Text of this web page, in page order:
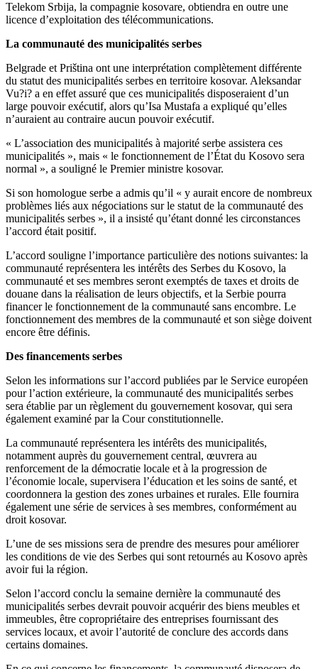
Telekom Srbija, la compagnie kosovare, obtiendra en outre une
licence d’exploitation des télécommunications.
La communauté des municipalités serbes
Belgrade et Priština ont une interprétation complètement différente
du statut des municipalités serbes en territoire kosovar. Aleksandar
Vu?i? a en effet assuré que ces municipalités disposeraient d’un
large pouvoir exécutif, alors qu’Isa Mustafa a expliqué qu’elles
n’auraient au contraire aucun pouvoir exécutif.
« L’association des municipalités à majorité serbe assistera ces
municipalités », mais « le fonctionnement de l’État du Kosovo sera
normal », a souligné le Premier ministre kosovar.
Si son homologue serbe a admis qu’il « y aurait encore de nombreux
problèmes liés aux négociations sur le statut de la communauté des
municipalités serbes », il a insisté qu’étant donné les circonstances
l’accord était positif.
L’accord souligne l’importance particulière des notions suivantes: la
communauté représentera les intérêts des Serbes du Kosovo, la
communauté et ses membres seront exemptés de taxes et droits de
douane dans la réalisation de leurs objectifs, et la Serbie pourra
financer le fonctionnement de la communauté sans encombre. Le
fonctionnement des membres de la communauté et son siège doivent
encore être définis.
Des financements serbes
Selon les informations sur l’accord publiées par le Service européen
pour l’action extérieure, la communauté des municipalités serbes
sera établie par un règlement du gouvernement kosovar, qui sera
également examiné par la Cour constitutionnelle.
La communauté représentera les intérêts des municipalités,
notamment auprès du gouvernement central, œuvrera au
renforcement de la démocratie locale et à la progression de
l’économie locale, supervisera l’éducation et les soins de santé, et
coordonnera la gestion des zones urbaines et rurales. Elle fournira
également une série de services à ses membres, conformément au
droit kosovar.
L’une de ses missions sera de prendre des mesures pour améliorer
les conditions de vie des Serbes qui sont retournés au Kosovo après
avoir fui la région.
Selon l’accord conclu la semaine dernière la communauté des
municipalités serbes devrait pouvoir acquérir des biens meubles et
immeubles, être copropriétaire des entreprises fournissant des
services locaux, et avoir l’autorité de conclure des accords dans
certains domaines.